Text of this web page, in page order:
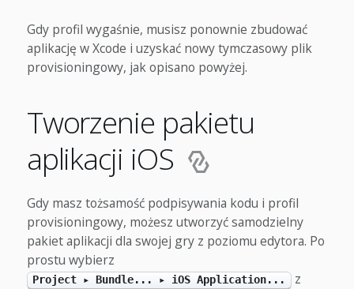
Gdy profil wygaśnie, musisz ponownie zbudować
aplikację w Xcode i uzyskać nowy tymczasowy plik
provisioningowy, jak opisano powyżej.
Tworzenie pakietu
aplikacji iOS
Gdy masz tożsamość podpisywania kodu i profil
provisioningowy, możesz utworzyć samodzielny
pakiet aplikacji dla swojej gry z poziomu edytora. Po
prostu wybierz
Project ▸ Bundle... ▸ iOS Application...
z